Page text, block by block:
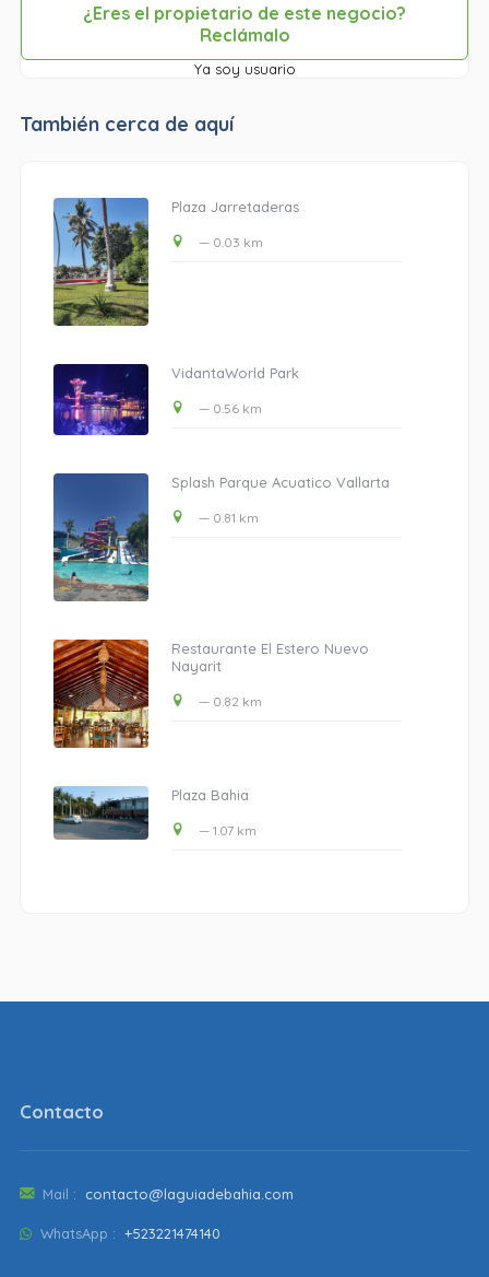
¿Eres el propietario de este negocio?
Reclámalo
Ya soy usuario
También cerca de aquí
Plaza Jarretaderas
— 0.03 km
VidantaWorld Park
— 0.56 km
Splash Parque Acuatico Vallarta
— 0.81 km
Restaurante El Estero Nuevo
Nayarit
— 0.82 km
Plaza Bahia
— 1.07 km
Contacto
Mail : contacto@laguiadebahia.com
WhatsApp : +523221474140